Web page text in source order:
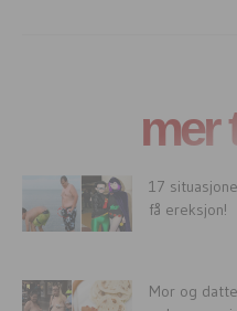
mer
17
få ereksjon!
Mor og